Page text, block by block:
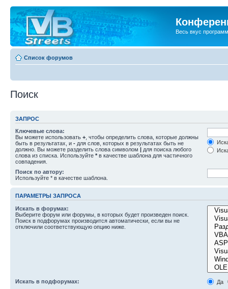
Весь вкус
Список форумов
Поиск
ЗАПРОС
Ключевые слова:
Вы можете использовать + , чтобы определить слова, которые должны
быть в результатах, и - для слов, которых в результатах быть не
должно. Вы можете разделить слова символом | для поиска любого
слова из списка. Используйте * в качестве шаблона для частичного
совпадения.
Поиск по автору:
Используйте * в качестве шаблона.
ПАРАМЕТРЫ ЗАПРОСА
Искать в форумах:
Выберите форум или форумы, в которых будет произведен поиск.
Поиск в подфорумах производится автоматически, если вы не
отключили соответствующую опцию ниже.
Искать в подфорумах:
Да